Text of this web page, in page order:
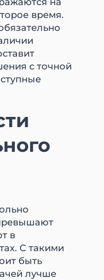
время.
с точной
в
С такими
быть
лучше